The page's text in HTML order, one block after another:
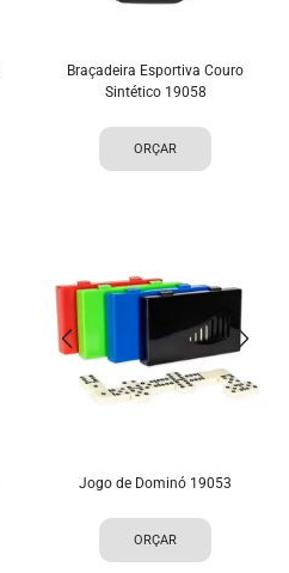
Braçadeira Esportiva Couro
Sintético 19058
ORÇAR
Jogo de Dominó 19053
ORÇAR